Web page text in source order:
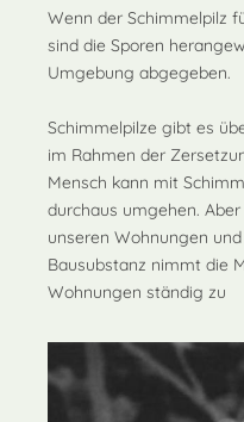
Wenn der Schimmelpilz
sind die Sporen
Umgebung abgegeben.
Schimmelpilze gibt es
im Rahmen der
Mensch kann mit
durchaus umgehen.
unseren Wohnungen
Bausubstanz nimmt die
Wohnungen ständig zu